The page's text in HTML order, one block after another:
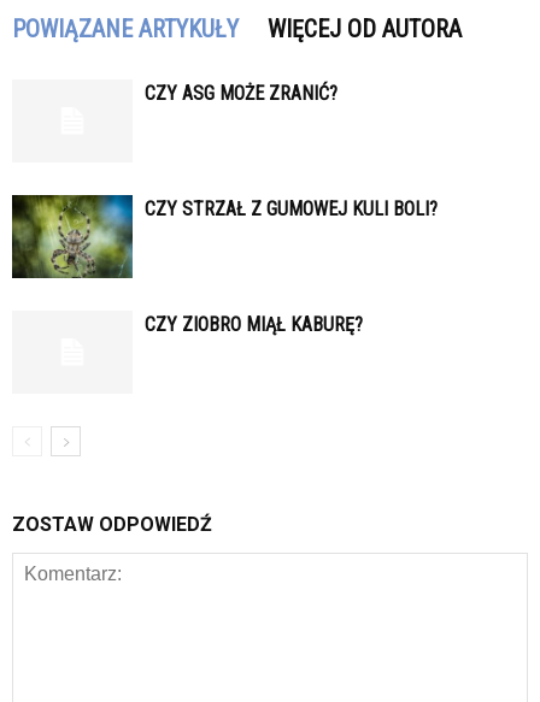
POWIĄZANE ARTYKUŁY WIĘCEJ OD AUTORA
CZY ASG MOŻE ZRANIĆ?
CZY STRZAŁ Z GUMOWEJ KULI BOLI?
CZY ZIOBRO MIĄŁ KABURĘ?
ZOSTAW ODPOWIEDŹ